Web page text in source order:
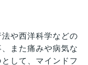
や西洋科学などの
また痛みや病気な
して、マインドフ